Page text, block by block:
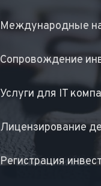
Международные
Сопровождение
Услуги для IT
Лицензирование
Регистрация